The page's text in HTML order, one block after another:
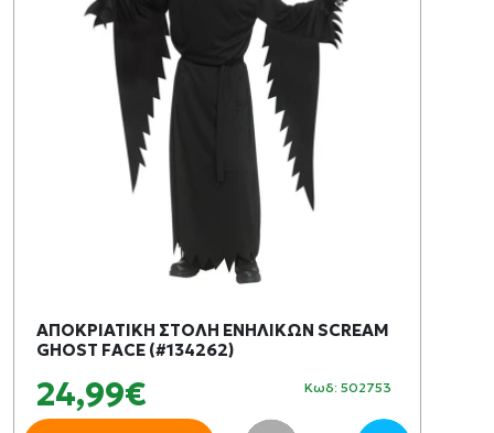
ΑΠΟΚΡΙΑΤΙΚΗ ΣΤΟΛΗ ΕΝΗΛΙΚΩΝ SCREAM
GHOST FACE (#134262)
24,99€ Κωδ: 502753